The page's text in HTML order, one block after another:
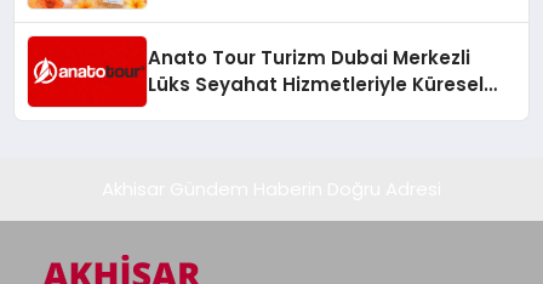
Anato Tour Turizm Dubai Merkezli
Lüks Seyahat Hizmetleriyle Küresel